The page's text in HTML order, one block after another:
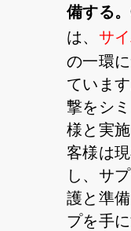
備する。
は、 サ
の一環
ていま
撃をシ
様と実
客様は
し、サ
護と準
プを手